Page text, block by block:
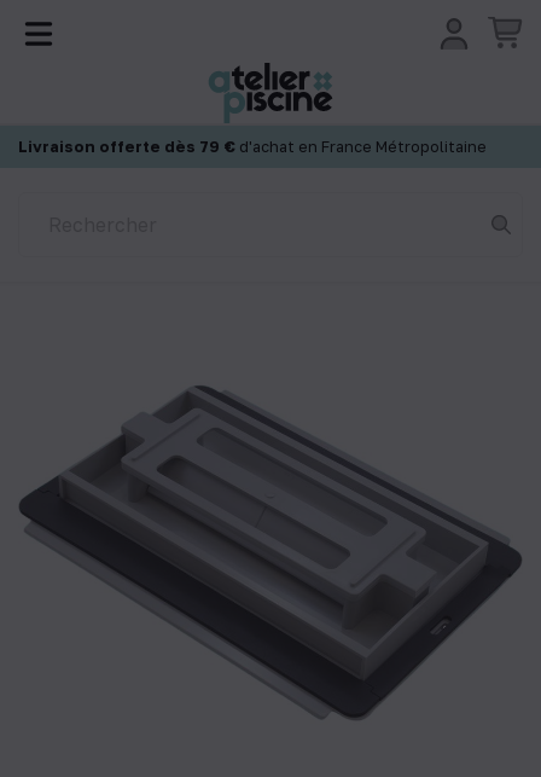
Livraison offerte dès 79 € d'achat en France Métropolitaine